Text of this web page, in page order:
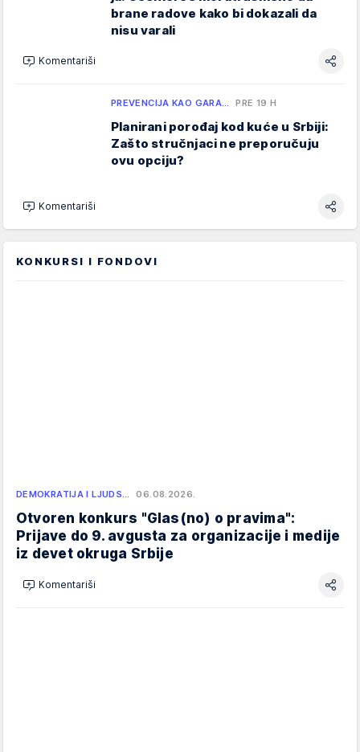
brane radove kako bi dokazali da
nisu varali
Komentariši
PREVENCIJA KAO GARA… PRE 19 H
Planirani porođaj kod kuće u Srbiji:
Zašto stručnjaci ne preporučuju
ovu opciju?
Komentariši
KONKURSI I FONDOVI
DEMOKRATIJA I LJUDS… 06.08.2026.
Otvoren konkurs "Glas(no) o pravima":
Prijave do 9. avgusta za organizacije i medije
iz devet okruga Srbije
Komentariši